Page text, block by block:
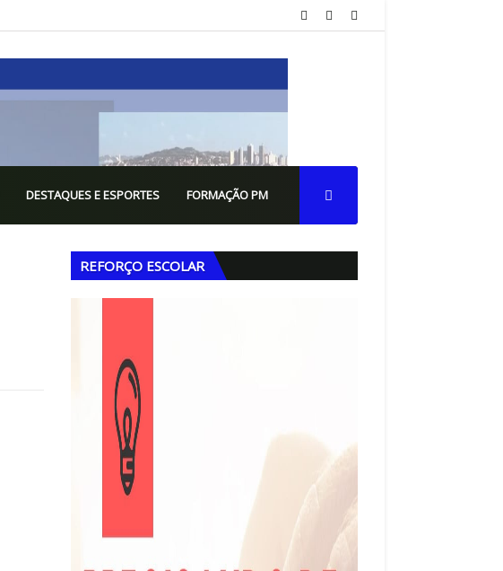
DESTAQUES E ESPORTES FORMAÇÃO PM
REFORÇO ESCOLAR